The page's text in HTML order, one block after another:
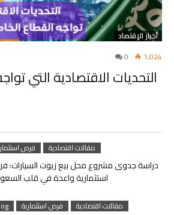
أخبار الإقتصاد
0
1,024
التحديات الاقتصادية التي
فرص مقالات اقتصادية
دراسة جدوى مشروع محل بيع زيوت السيارات:
استثمارية واعدة في قلب
فرص استثمارية مقالات اقتصادية